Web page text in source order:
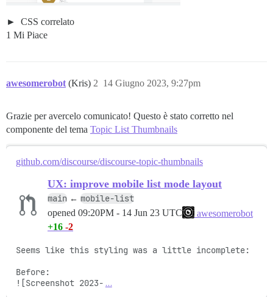
CSS correlato
1 Mi Piace
awesomerobot (Kris) 14 Giugno 2023, 9:27pm
2
Grazie per avercelo comunicato! Questo è stato corretto nel
componente del tema Topic List Thumbnails
github.com/discourse/discourse-topic-thumbnails
UX: improve mobile list mode layout
main ← mobile-list
opened 09:20PM - 14 Jun 23 UTC
awesomerobot
+16 -2
Seems like this styling was a little incomplete:
Before:
![Screenshot 2023- …